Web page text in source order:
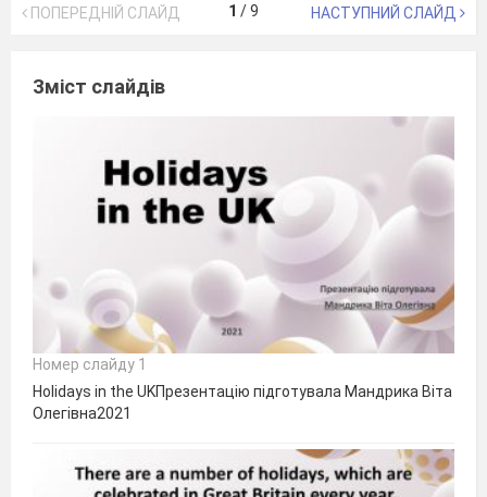
ПОПЕРЕДНІЙ СЛАЙД 1 /9 НАСТУПНИЙ СЛАЙД
Зміст слайдів
Номер слайду 1
Holidays in the UKПрезентацію підготувала Мандрика Віта
Олегівна2021